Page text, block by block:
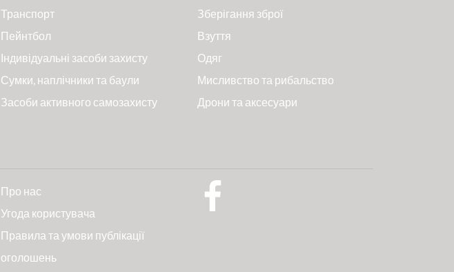
Транспорт
Зберігання зброї
Пейнтбол
Взуття
Індивідуальні засоби захисту
Одяг
Сумки, наплічники та баули
Мисливство та рибальство
Засоби активного самозахисту Дрони та аксесуари
Про нас
Угода користувача
Правила та умови публікації
оголошень